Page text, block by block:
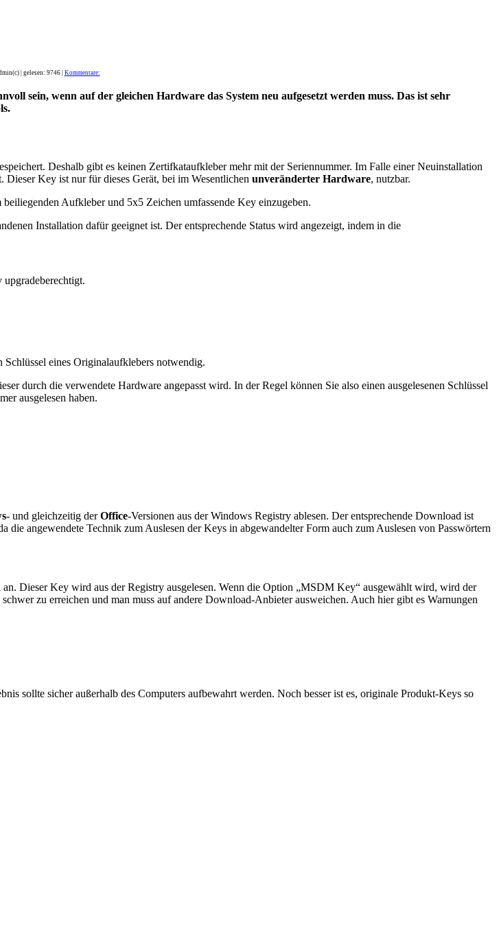
| gelesen: 9746 | Kommentare:
sein, wenn auf der gleichen Hardware das System neu aufgesetzt werden muss. Das ist sehr
Deshalb gibt es keinen Zertifkataufkleber mehr mit der Seriennummer. Im Falle einer Neuinstallation
Key ist nur für dieses Gerät, bei im Wesentlichen unveränderter Hardware, nutzbar.
Aufkleber und 5x5 Zeichen umfassende Key einzugeben.
Installation dafür geeignet ist. Der entsprechende Status wird angezeigt, indem in die
eines Originalaufklebers notwendig.
durch die verwendete Hardware angepasst wird. In der Regel können Sie also einen ausgelesenen Schlüssel
ausgelesen haben.
- und gleichzeitig derOffice-Versionen aus der Windows Registry ablesen. Der entsprechende Download ist
angewendete Technik zum Auslesen der Keys in abgewandelter Form auch zum Auslesen von Passwörtern
Dieser Key wird aus der Registry ausgelesen. Wenn die Option „MSDM Key“ ausgewählt wird, wird der
zu erreichen und man muss auf andere Download-Anbieter ausweichen. Auch hier gibt es Warnungen
sollte sicher außerhalb des Computers aufbewahrt werden. Noch besser ist es, originale Produkt-Keys so